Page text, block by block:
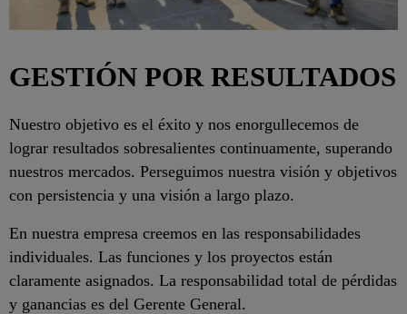
GESTIÓN POR RESULTADOS
Nuestro objetivo es el éxito y nos enorgullecemos de
lograr resultados sobresalientes continuamente, superando
nuestros mercados. Perseguimos nuestra visión y objetivos
con persistencia y una visión a largo plazo.
En nuestra empresa creemos en las responsabilidades
individuales. Las funciones y los proyectos están
claramente asignados. La responsabilidad total de pérdidas
y ganancias es del Gerente General.